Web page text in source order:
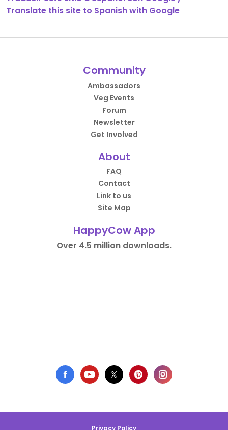
Translate this site to Spanish with Google
Community
Ambassadors
Veg Events
Forum
Newsletter
Get Involved
About
FAQ
Contact
Link to us
Site Map
HappyCow App
Over 4.5 million downloads.
Privacy Policy